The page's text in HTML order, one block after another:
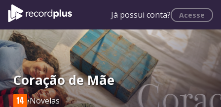
Já possui conta? Acesse
Coração de Mãe
•Novelas